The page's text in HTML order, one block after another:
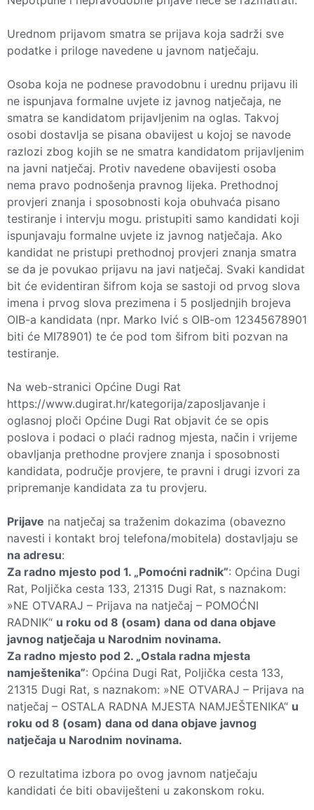
Urednom prijavom smatra se prijava koja sadrži sve
podatke i priloge navedene u javnom natječaju.
Osoba koja ne podnese pravodobnu i urednu prijavu ili
ne ispunjava formalne uvjete iz javnog natječaja, ne
smatra se kandidatom prijavljenim na oglas. Takvoj
osobi dostavlja se pisana obavijest u kojoj se navode
razlozi zbog kojih se ne smatra kandidatom prijavljenim
na javni natječaj. Protiv navedene obavijesti osoba
nema pravo podnošenja pravnog lijeka. Prethodnoj
provjeri znanja i sposobnosti koja obuhvaća pisano
testiranje i intervju mogu. pristupiti samo kandidati koji
ispunjavaju formalne uvjete iz javnog natječaja. Ako
kandidat ne pristupi prethodnoj provjeri znanja smatra
se da je povukao prijavu na javi natječaj. Svaki kandidat
bit će evidentiran šifrom koja se sastoji od prvog slova
imena i prvog slova prezimena i 5 posljednjih brojeva
OIB-a kandidata (npr. Marko Ivić s OIB-om 12345678901
biti će MI78901) te će pod tom šifrom biti pozvan na
testiranje.
Na web-stranici Općine Dugi Rat
https://www.dugirat.hr/kategorija/zaposljavanje i
oglasnoj ploči Općine Dugi Rat objavit će se opis
poslova i podaci o plaći radnog mjesta, način i vrijeme
obavljanja prethodne provjere znanja i sposobnosti
kandidata, područje provjere, te pravni i drugi izvori za
pripremanje kandidata za tu provjeru.
Prijave na natječaj sa traženim dokazima (obavezno
navesti i kontakt broj telefona/mobitela) dostavljaju se
na adresu:
Za radno mjesto pod 1. „Pomoćni radnik”: Općina Dugi
Rat, Poljička cesta 133, 21315 Dugi Rat, s naznakom:
»NE OTVARAJ – Prijava na natječaj – POMOĆNI
RADNIK“ u roku od 8 (osam) dana od dana objave
javnog natječaja u Narodnim novinama.
Za radno mjesto pod 2. „Ostala radna mjesta
namještenika”: Općina Dugi Rat, Poljička cesta 133,
21315 Dugi Rat, s naznakom: »NE OTVARAJ – Prijava na
natječaj – OSTALA RADNA MJESTA NAMJEŠTENIKA“ u
roku od 8 (osam) dana od dana objave javnog
natječaja u Narodnim novinama.
O rezultatima izbora po ovog javnom natječaju
kandidati će biti obaviješteni u zakonskom roku.